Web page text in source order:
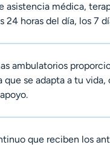
asistencia médica,
24 horas del día, los 7
ambulatorios
que se adapta a tu
que reciben los